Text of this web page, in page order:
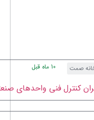
صمت 10 ماه قبل
کنترل فنی واحدهای